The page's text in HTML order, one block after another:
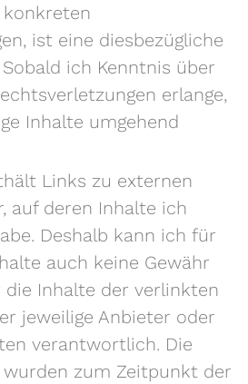
ist eine diesbezügliche
ich Kenntnis über
erlange,
Inhalte umgehend
Links zu externen
auf deren Inhalte ich
Deshalb kann ich für
auch keine Gewähr
die Inhalte der verlinkten
jeweilige Anbieter oder
verantwortlich. Die
zum Zeitpunkt der